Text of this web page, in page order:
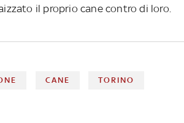
il proprio cane contro di loro.
CANE TORINO